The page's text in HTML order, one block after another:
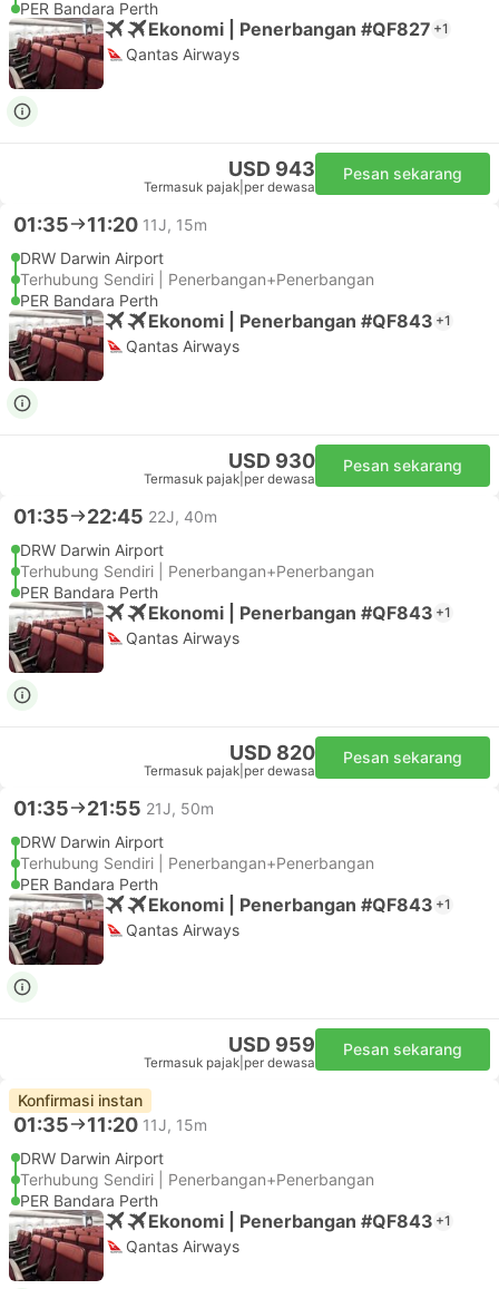
PER Bandara Perth
Ekonomi | Penerbangan #QF827 +1
Qantas Airways
USD 943
Termasuk pajak per dewasa
Pesan sekarang
01:35 11:20 11J, 15m
DRW Darwin Airport
Terhubung Sendiri | Penerbangan+Penerbangan
PER Bandara Perth
Ekonomi | Penerbangan #QF843 +1
Qantas Airways
USD 930
Termasuk pajak per dewasa
Pesan sekarang
01:35 22:45 22J, 40m
DRW Darwin Airport
Terhubung Sendiri | Penerbangan+Penerbangan
PER Bandara Perth
Ekonomi | Penerbangan #QF843 +1
Qantas Airways
USD 820
Termasuk pajak per dewasa
Pesan sekarang
01:35 21:55 21J, 50m
DRW Darwin Airport
Terhubung Sendiri | Penerbangan+Penerbangan
PER Bandara Perth
Ekonomi | Penerbangan #QF843 +1
Qantas Airways
USD 959
Termasuk pajak per dewasa
Pesan sekarang
Konfirmasi instan
01:35 11:20 11J, 15m
DRW Darwin Airport
Terhubung Sendiri | Penerbangan+Penerbangan
PER Bandara Perth
Ekonomi | Penerbangan #QF843 +1
Qantas Airways